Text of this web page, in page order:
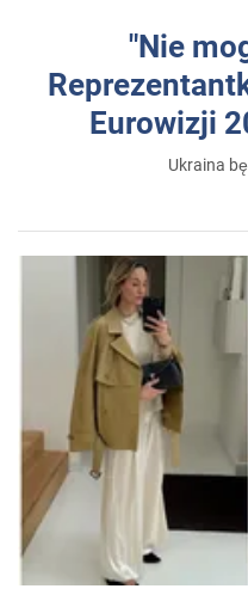
"Nie
Eurowizji
Ukraina